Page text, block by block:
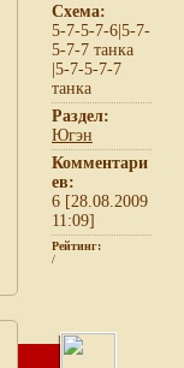
Схема:
5-7-5-7-6|5-7-
5-7-7 танка
|5-7-5-7-7
танка
Раздел:
Югэн
Комментари
ев:
6 [28.08.2009
11:09]
Рейтинг:
/